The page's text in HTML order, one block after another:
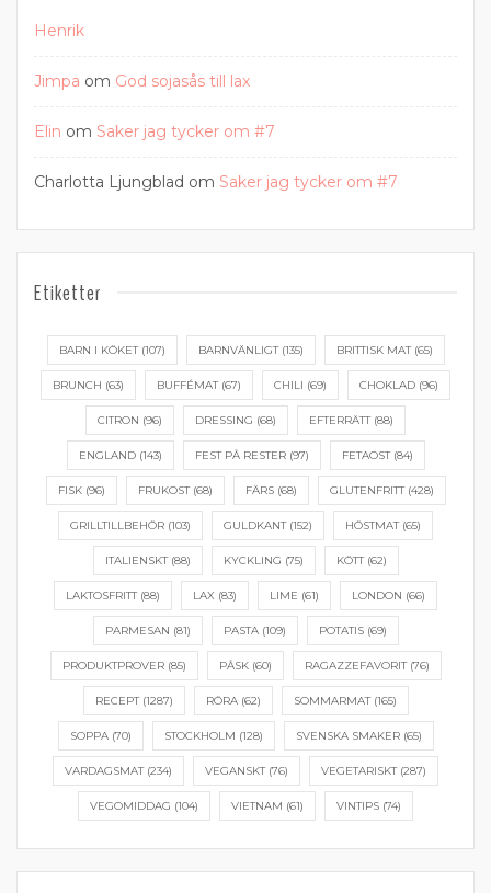
Henrik
Jimpa om God sojasås till lax
Elin om Saker jag tycker om #7
Charlotta Ljungblad om Saker jag tycker om #7
Etiketter
BARN I KÖKET(107) BARNVÄNLIGT(135) BRITTISK MAT(65)
BRUNCH (63) BUFFÉMAT(67) CHILI (69) CHOKLAD (96)
CITRON (96) DRESSING (68) EFTERRÄTT(88)
ENGLAND(143) FEST PÅ RESTER(97) FETAOST(84)
FISK(96) FRUKOST(68) FÄRS(68) GLUTENFRITT(428)
GRILLTILLBEHÖR (103) GULDKANT(152) HÖSTMAT(65)
ITALIENSKT(88) KYCKLING (75) KÖTT(62)
LAKTOSFRITT(88) LAX (83) LIME (61) LONDON (66)
PARMESAN (81) PASTA(109) POTATIS(69)
PRODUKTPROVER(85) PÅSK(60) RAGAZZEFAVORIT(76)
RECEPT(1287) RÖRA(62) SOMMARMAT(165)
SOPPA(70) STOCKHOLM (128) SVENSKA SMAKER(65)
VARDAGSMAT(234) VEGANSKT(76) VEGETARISKT(287)
VEGOMIDDAG (104) VIETNAM (61) VINTIPS (74)